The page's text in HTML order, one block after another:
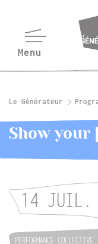
Le Générateur
Show your
14 JUIL.
PERFORMANCE COLLECTIVE